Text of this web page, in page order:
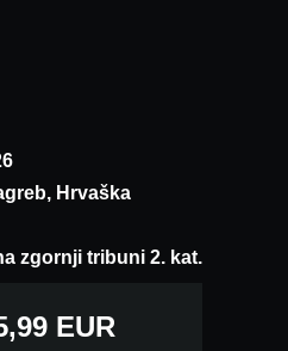
Hrvaška
zgornji tribuni 2. kat.
EUR